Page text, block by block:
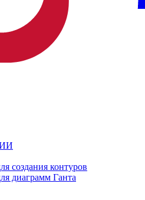
ИИ
создания контуров
диаграмм Ганта